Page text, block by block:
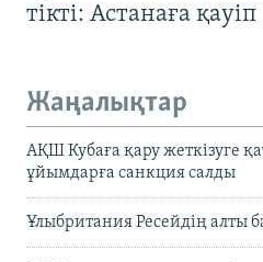
тікті: Астанаға
Жаңалықтар
АҚШ Кубаға қару жеткізуге
ұйымдарға санкция салды
Ұлыбритания Ресейдің алты